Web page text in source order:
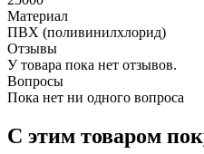
Материал
ПВХ (поливинилхлорид)
Отзывы
У товара пока нет отзывов.
Вопросы
Пока нет ни одного вопроса
С этим товаром